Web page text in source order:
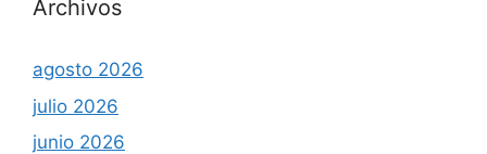
Archivos
agosto 2026
julio 2026
junio 2026